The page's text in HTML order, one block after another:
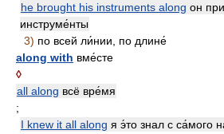
he brought his instruments along он
инструме́нты
3) по всей ли́нии, по длине́
along with вме́сте
◊
all along всё вре́мя
;
I knew it all along я э́то знал с са́мого